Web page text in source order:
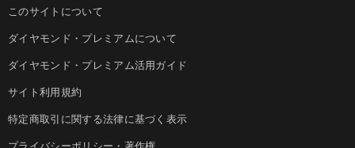
このサイトについて
ダイヤモンド・プレミアムについて
ダイヤモンド・プレミアム活用ガイド
サイト利用規約
特定商取引に関する法律に基づく表示
プライバシーポリシー・著作権